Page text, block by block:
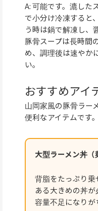
A: 可能です。漉した
で小分け冷凍すると
う時は鍋で解凍し、
豚骨スープは長時間
め、調理後は速やか
い。
おすすめアイ
山岡家風の豚骨ラー
便利なアイテムです。
大型ラーメン丼（
背脂をたっぷり
ある大きめの丼
容量不足になりが